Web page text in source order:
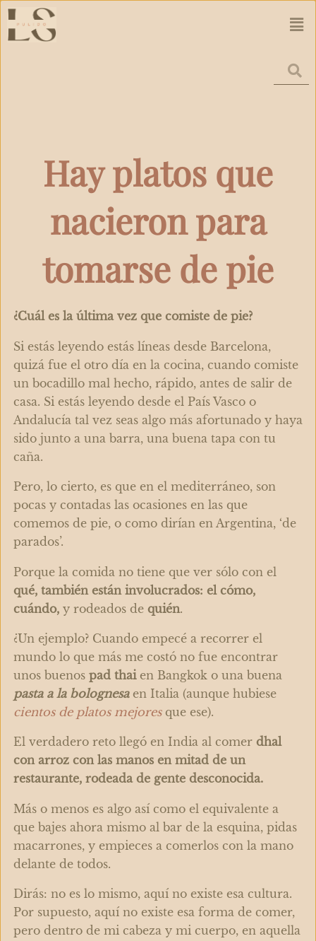
Ir
al
contenido
Hay platos que
nacieron para
tomarse de pie
¿Cuál es la última vez que comiste de pie?
Si estás leyendo estás líneas desde Barcelona,
quizá fue el otro día en la cocina, cuando comiste
un bocadillo mal hecho, rápido, antes de salir de
casa. Si estás leyendo desde el País Vasco o
Andalucía tal vez seas algo más afortunado y haya
sido junto a una barra, una buena tapa con tu
caña.
Pero, lo cierto, es que en el mediterráneo, son
pocas y contadas las ocasiones en las que
comemos de pie, o como dirían en Argentina, ‘de
parados’.
Porque la comida no tiene que ver sólo con el
qué, también están involucrados: el cómo,
cuándo, y rodeados de quién.
¿Un ejemplo? Cuando empecé a recorrer el
mundo lo que más me costó no fue encontrar
unos buenospad thai en Bangkok o una buena
pasta a la bolognesaen Italia (aunque hubiese
cientos de platos mejoresque ese).
El verdadero reto llegó en India al comer dhal
con arroz con las manos en mitad de un
restaurante, rodeada de gente desconocida.
Más o menos es algo así como el equivalente a
que bajes ahora mismo al bar de la esquina, pidas
macarrones, y empieces a comerlos con la mano
delante de todos.
Dirás: no es lo mismo, aquí no existe esa cultura.
Por supuesto, aquí no existe esa forma de comer,
pero dentro de mi cabeza y mi cuerpo, en aquella